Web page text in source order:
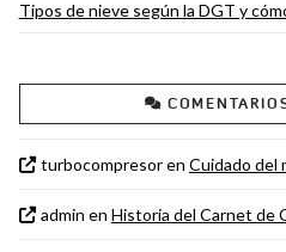
Tipos de nieve según la DGT y
turbocompresoren Cuidado del
admin en Historia del Carnet de